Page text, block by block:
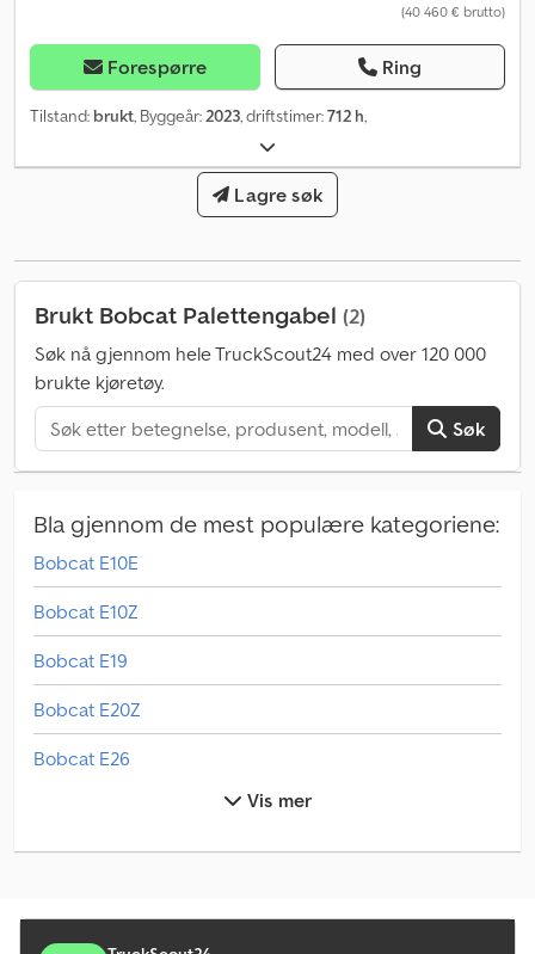
(40 460 € brutto)
Forespørre Ring
Tilstand: brukt, Byggeår: 2023, driftstimer:712 h,
Lagre søk
Brukt Bobcat Palettengabel (2)
Søk nå gjennom hele TruckScout24 med over 120 000
brukte kjøretøy.
Søk
Bla gjennom de mest populære kategoriene:
Bobcat E10E
Bobcat E10Z
Bobcat E19
Bobcat E20Z
Bobcat E26
Bobcat E35Z
Vis mer